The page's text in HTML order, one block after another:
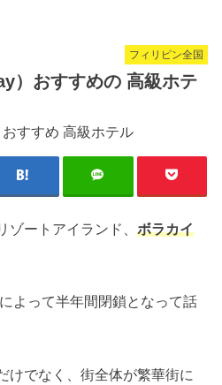
フィリピン全国
）おすすめの 高級ホテ
ゾートアイランド、ボラカイ
よって半年間閉鎖となって話
けでなく、街全体が繁華街に